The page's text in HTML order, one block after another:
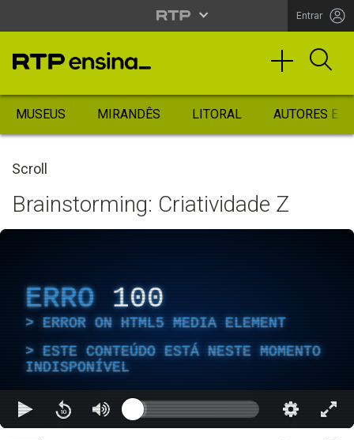
Entrar
MUSEUS MIRANDÊS LITORAL AUTORES
Scroll
Brainstorming: Criatividade Z
ERRO 100
ERROR ON HTML5 MEDIA ELEMENT
ESTE CONTEÚDO ESTÁ NESTE MOMENTO
INDISPONÍVEL